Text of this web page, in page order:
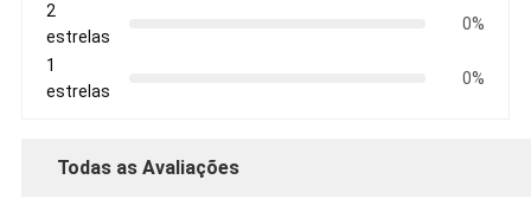
2
estrelas
0%
1
estrelas
0%
Todas as Avaliações